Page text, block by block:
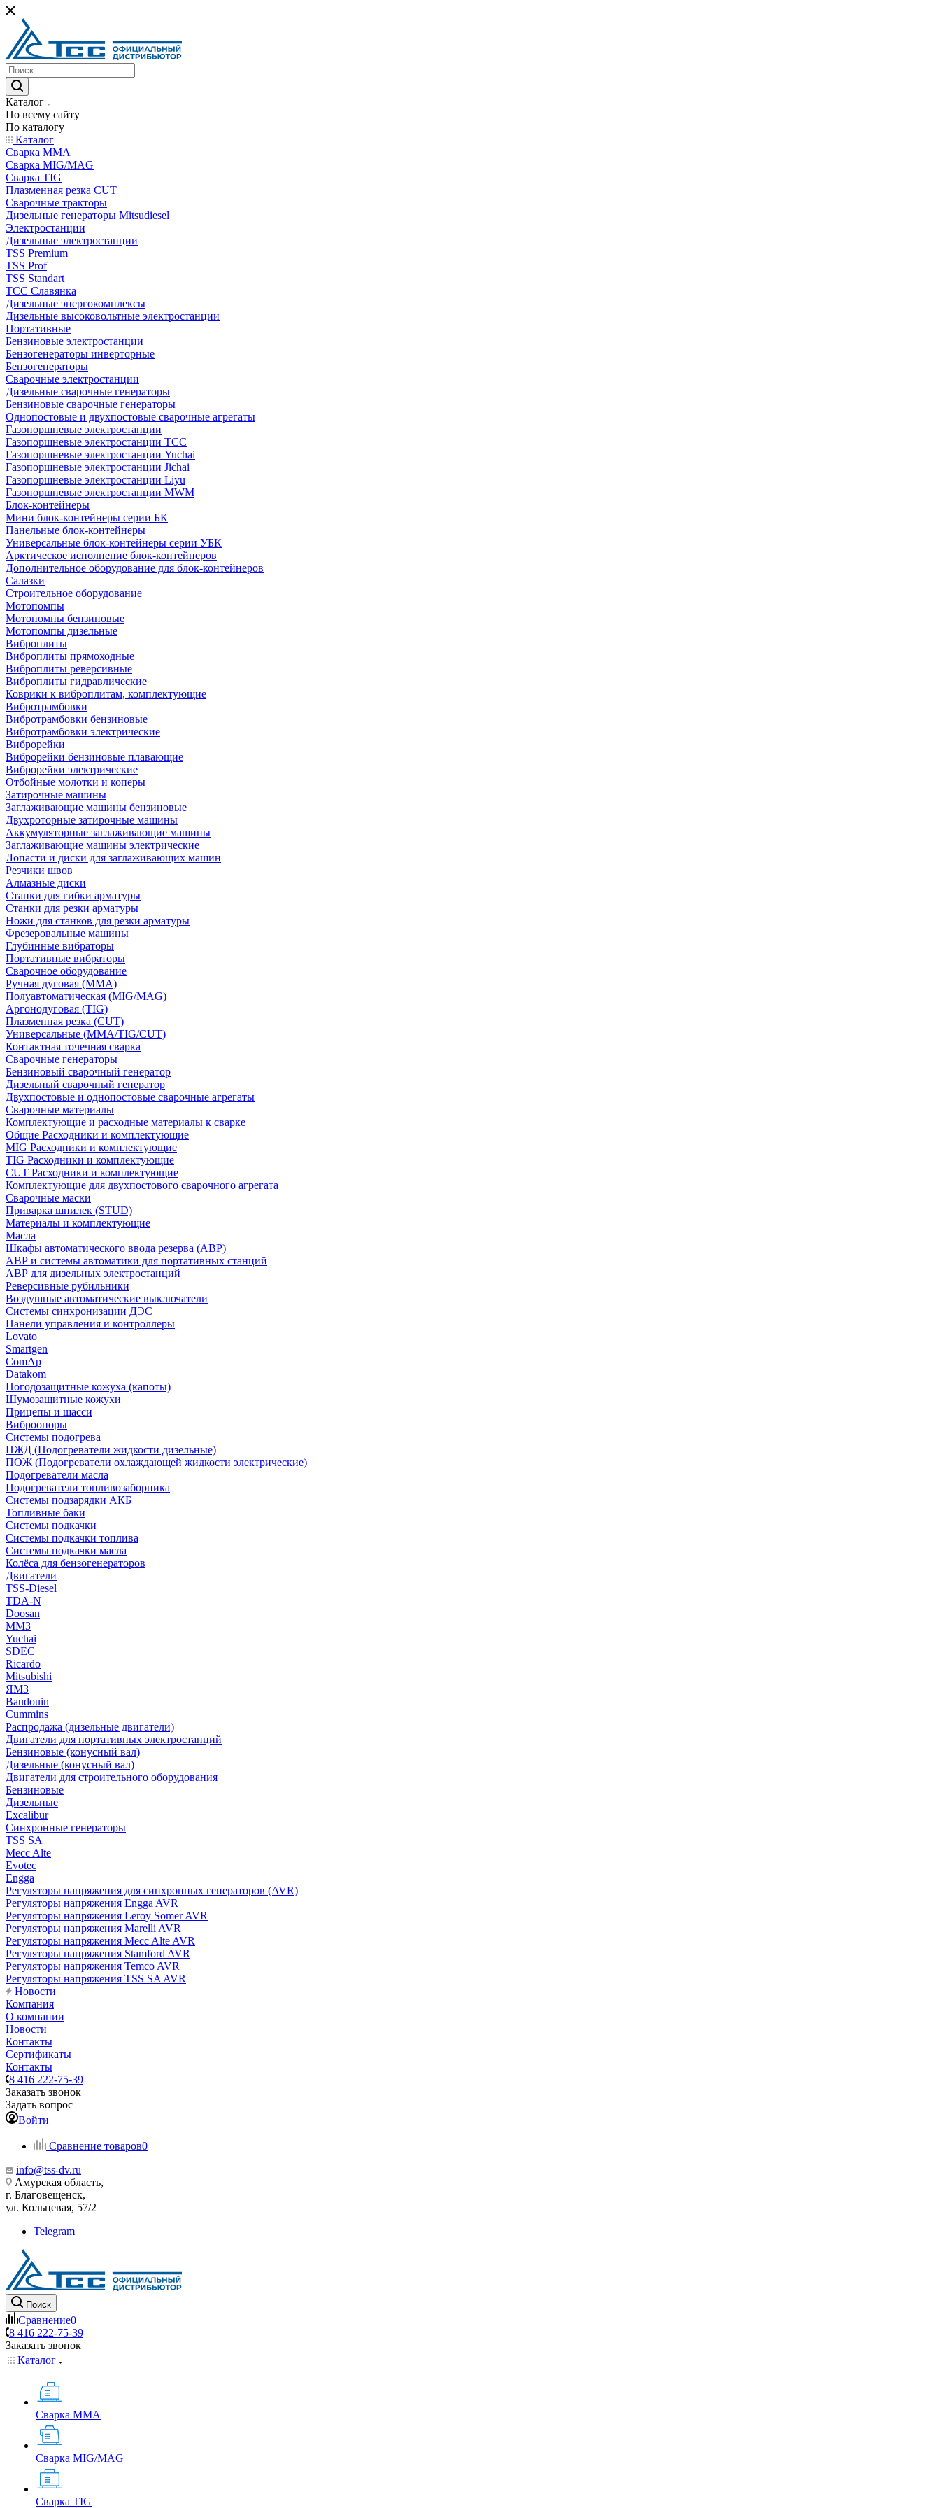
Каталог
По всему сайту
По каталогу
Каталог
Сварка MMA
Сварка MIG/MAG
Сварка TIG
Плазменная резка CUT
Сварочные тракторы
Дизельные генераторы Mitsudiesel
Электростанции
Дизельные электростанции
TSS Premium
TSS Prof
TSS Standart
ТСС Славянка
Дизельные энергокомплексы
Дизельные высоковольтные электростанции
Портативные
Бензиновые электростанции
Бензогенераторы инверторные
Бензогенераторы
Сварочные электростанции
Дизельные сварочные генераторы
Бензиновые сварочные генераторы
Однопостовые и двухпостовые сварочные агрегаты
Газопоршневые электростанции
Газопоршневые электростанции ТСС
Газопоршневые электростанции Yuchai
Газопоршневые электростанции Jichai
Газопоршневые электростанции Liyu
Газопоршневые электростанции MWM
Блок-контейнеры
Мини блок-контейнеры серии БК
Панельные блок-контейнеры
Универсальные блок-контейнеры серии УБК
Арктическое исполнение блок-контейнеров
Дополнительное оборудование для блок-контейнеров
Салазки
Строительное оборудование
Мотопомпы
Мотопомпы бензиновые
Мотопомпы дизельные
Виброплиты
Виброплиты прямоходные
Виброплиты реверсивные
Виброплиты гидравлические
Коврики к виброплитам, комплектующие
Вибротрамбовки
Вибротрамбовки бензиновые
Вибротрамбовки электрические
Виброрейки
Виброрейки бензиновые плавающие
Виброрейки электрические
Отбойные молотки и коперы
Затирочные машины
Заглаживающие машины бензиновые
Двухроторные затирочные машины
Аккумуляторные заглаживающие машины
Заглаживающие машины электрические
Лопасти и диски для заглаживающих машин
Резчики швов
Алмазные диски
Станки для гибки арматуры
Станки для резки арматуры
Ножи для станков для резки арматуры
Фрезеровальные машины
Глубинные вибраторы
Портативные вибраторы
Сварочное оборудование
Ручная дуговая (MMA)
Полуавтоматическая (MIG/MAG)
Аргонодуговая (TIG)
Плазменная резка (CUT)
Универсальные (MMA/TIG/CUT)
Контактная точечная сварка
Сварочные генераторы
Бензиновый сварочный генератор
Дизельный сварочный генератор
Двухпостовые и однопостовые сварочные агрегаты
Сварочные материалы
Комплектующие и расходные материалы к сварке
Общие Расходники и комплектующие
MIG Расходники и комплектующие
TIG Расходники и комплектующие
CUT Расходники и комплектующие
Комплектующие для двухпостового сварочного агрегата
Сварочные маски
Приварка шпилек (STUD)
Материалы и комплектующие
Масла
Шкафы автоматического ввода резерва (АВР)
АВР и системы автоматики для портативных станций
АВР для дизельных электростанций
Реверсивные рубильники
Воздушные автоматические выключатели
Системы синхронизации ДЭС
Панели управления и контроллеры
Lovato
Smartgen
ComAp
Datakom
Погодозащитные кожуха (капоты)
Шумозащитные кожухи
Прицепы и шасси
Виброопоры
Системы подогрева
ПЖД (Подогреватели жидкости дизельные)
ПОЖ (Подогреватели охлаждающей жидкости электрические)
Подогреватели масла
Подогреватели топливозаборника
Системы подзарядки АКБ
Топливные баки
Системы подкачки
Системы подкачки топлива
Системы подкачки масла
Колёса для бензогенераторов
Двигатели
TSS-Diesel
TDA-N
Doosan
ММЗ
Yuchai
SDEC
Ricardo
Mitsubishi
ЯМЗ
Baudouin
Cummins
Распродажа (дизельные двигатели)
Двигатели для портативных электростанций
Бензиновые (конусный вал)
Дизельные (конусный вал)
Двигатели для строительного оборудования
Бензиновые
Дизельные
Excalibur
Синхронные генераторы
TSS SA
Mecc Alte
Evotec
Engga
Регуляторы напряжения для синхронных генераторов (AVR)
Регуляторы напряжения Engga AVR
Регуляторы напряжения Leroy Somer AVR
Регуляторы напряжения Marelli AVR
Регуляторы напряжения Mecc Alte AVR
Регуляторы напряжения Stamford AVR
Регуляторы напряжения Temco AVR
Регуляторы напряжения TSS SA AVR
Новости
Компания
О компании
Новости
Контакты
Сертификаты
Контакты
8 416 222-75-39
Заказать звонок
Задать вопрос
Войти
Сравнение товаров0
info@tss-dv.ru
Амурская область,
г. Благовещенск,
ул. Кольцевая, 57/2
Telegram
Поиск
Сравнение0
8 416 222-75-39
Заказать звонок
Каталог
Сварка MMA
Сварка MIG/MAG
Сварка TIG